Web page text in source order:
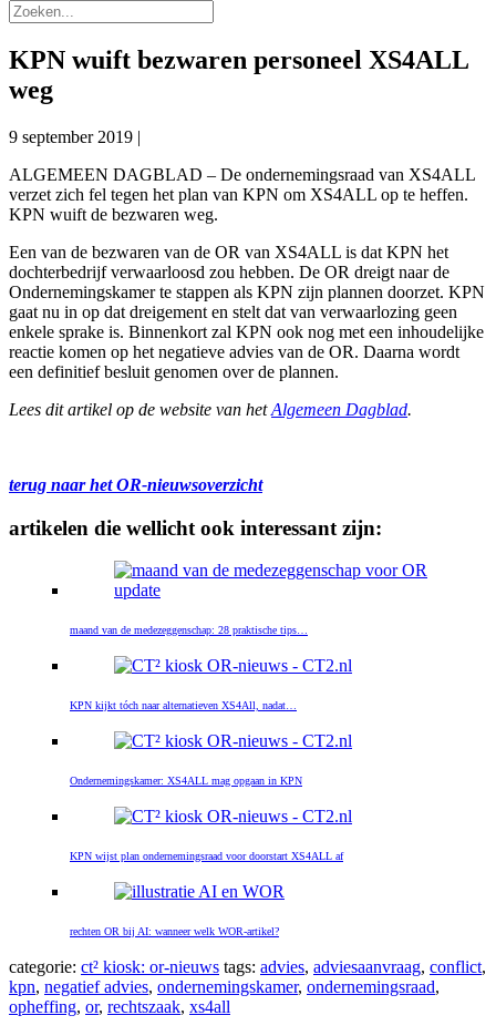
KPN wuift bezwaren personeel XS4ALL
weg
9 september 2019 |
ALGEMEEN DAGBLAD – De ondernemingsraad van XS4ALL
verzet zich fel tegen het plan van KPN om XS4ALL op te heffen.
KPN wuift de bezwaren weg.
Een van de bezwaren van de OR van XS4ALL is dat KPN het
dochterbedrijf verwaarloosd zou hebben. De OR dreigt naar de
Ondernemingskamer te stappen als KPN zijn plannen doorzet. KPN
gaat nu in op dat dreigement en stelt dat van verwaarlozing geen
enkele sprake is. Binnenkort zal KPN ook nog met een inhoudelijke
reactie komen op het negatieve advies van de OR. Daarna wordt
een definitief besluit genomen over de plannen.
Lees dit artikel op de website van hetAlgemeen Dagblad.
terug naar het OR-nieuwsoverzicht
artikelen die wellicht ook interessant zijn:
maand van de medezeggenschap: 28 praktische tips…
KPN kijkt tóch naar alternatieven XS4All, nadat…
Ondernemingskamer: XS4ALL mag opgaan in KPN
KPN wijst plan ondernemingsraad voor doorstart XS4ALL af
rechten OR bij AI: wanneer welk WOR-artikel?
categorie: ct² kiosk: or-nieuws tags: advies, adviesaanvraag, conflict,
kpn, negatief advies, ondernemingskamer, ondernemingsraad,
opheffing, or, rechtszaak, xs4all